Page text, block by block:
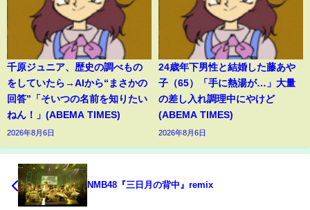
千原ジュニア、歴史の調べもの
をしていたら→AIから“まさかの
回答”「そいつの名前を知りたい
ねん！」(ABEMA TIMES)
2026年8月6日
24歳年下男性と結婚した藤あや
子（65）「手に熱湯が…」大量
の差し入れ調理中にやけど
(ABEMA TIMES)
2026年8月6日
NMB48『三日月の背中』remix